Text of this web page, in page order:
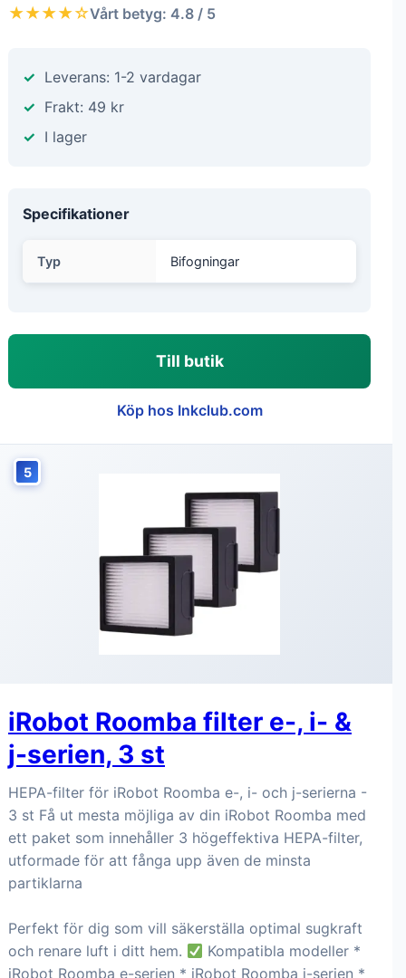
★★★★☆Vårt betyg: 4.8 / 5
Leverans: 1-2 vardagar
Frakt: 49 kr
I lager
Specifikationer
Typ Bifogningar
Till butik
Köp hos Inkclub.com
5
iRobot Roomba filter e-, i- &
j-serien, 3 st
HEPA-filter för iRobot Roomba e-, i- och j-serierna -
3 st Få ut mesta möjliga av din iRobot Roomba med
ett paket som innehåller 3 högeffektiva HEPA-filter,
utformade för att fånga upp även de minsta
partiklarna
Perfekt för dig som vill säkerställa optimal sugkraft
och renare luft i ditt hem.
Kompatibla modeller *
iRobot Roomba e-serien * iRobot Roomba i-serien *